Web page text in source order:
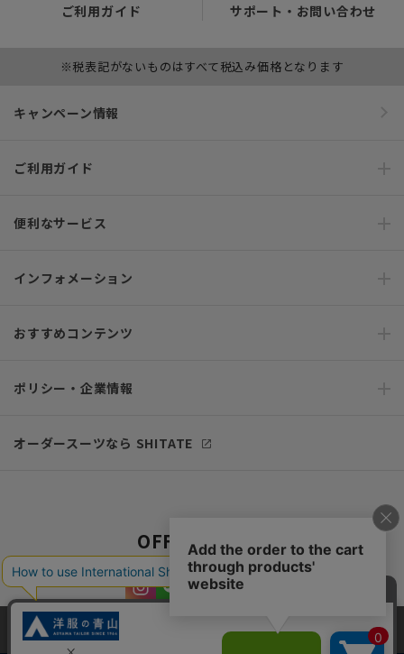
ご利用ガイド サポート・お問い合わせ
※税表記がないものはすべて税込み価格となります
キャンペーン情報
ご利用ガイド
便利なサービス
インフォメーション
おすすめコンテンツ
ポリシー・企業情報
オーダースーツなら SHITATE
OFFICIAL SNS